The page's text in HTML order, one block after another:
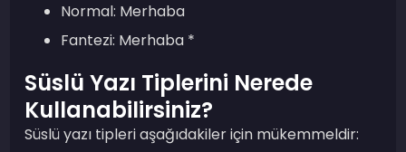
Normal: Merhaba
Fantezi: Merhaba *
Süslü Yazı Tiplerini Nerede
Kullanabilirsiniz?
Süslü yazı tipleri aşağıdakiler için mükemmeldir: